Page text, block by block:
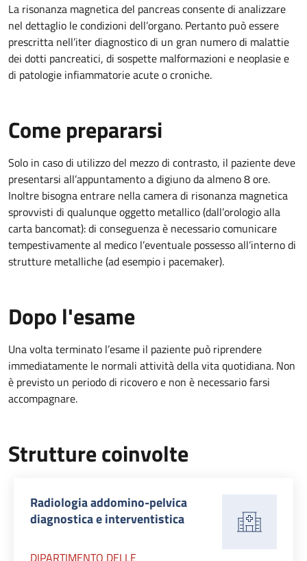
La risonanza magnetica del pancreas consente di analizzare
nel dettaglio le condizioni dell’organo. Pertanto può essere
prescritta nell’iter diagnostico di un gran numero di malattie
dei dotti pancreatici, di sospette malformazioni e neoplasie e
di patologie infiammatorie acute o croniche.
Come prepararsi
Solo in caso di utilizzo del mezzo di contrasto, il paziente deve
presentarsi all’appuntamento a digiuno da almeno 8 ore.
Inoltre bisogna entrare nella camera di risonanza magnetica
sprovvisti di qualunque oggetto metallico (dall’orologio alla
carta bancomat): di conseguenza è necessario comunicare
tempestivamente al medico l’eventuale possesso all’interno di
strutture metalliche (ad esempio i pacemaker).
Dopo l'esame
Una volta terminato l’esame il paziente può riprendere
immediatamente le normali attività della vita quotidiana. Non
è previsto un periodo di ricovero e non è necessario farsi
accompagnare.
Strutture coinvolte
Radiologia addomino-pelvica
diagnostica e interventistica
DIPARTIMENTO DELLE